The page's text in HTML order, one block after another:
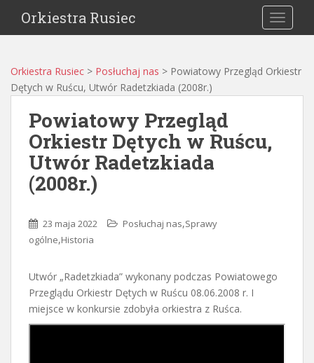
Orkiestra Rusiec
Orkiestra Rusiec > Posłuchaj nas > Powiatowy Przegląd Orkiestr
Dętych w Ruścu, Utwór Radetzkiada (2008r.)
Powiatowy Przegląd
Orkiestr Dętych w Ruścu,
Utwór Radetzkiada
(2008r.)
23 maja 2022 Posłuchaj nas,Sprawy
ogólne,Historia
Utwór „Radetzkiada” wykonany podczas Powiatowego
Przeglądu Orkiestr Dętych w Ruścu 08.06.2008 r. I
miejsce w konkursie zdobyła orkiestra z Ruśca.